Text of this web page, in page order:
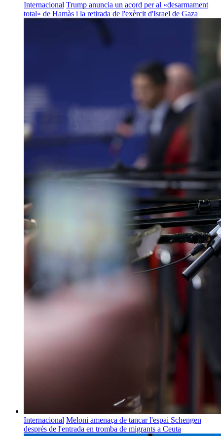
Internacional Trump anuncia un acord per al «desarmament
total» de Hamàs i la retirada de l'exèrcit d'Israel de Gaza
Internacional Meloni amenaça de tancar l'espai Schengen
després de l'entrada en tromba de migrants a Ceuta